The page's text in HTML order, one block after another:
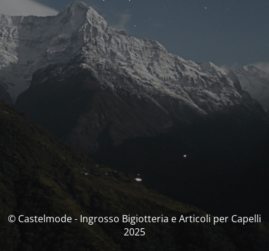
© Castelmode - Ingrosso Bigiotteria e Articoli per Capelli
2025